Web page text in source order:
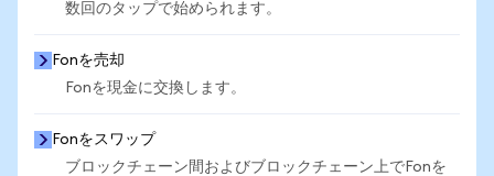
数回のタップで始められます。
Fonを売却
Fonを現金に交換します。
Fonをスワップ
ブロックチェーン間およびブロックチェーン上でFonを